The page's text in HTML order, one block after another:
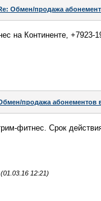
Обмен/продажа
на Континенте,
продажа абонементов
фитнес. Срок
12:21)